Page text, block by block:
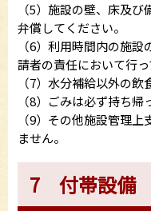
（5）施設の壁、床及
弁償してください。
（6）利用時間内の施
請者の責任において行っ
（7）水分補給以外の飲
（8）ごみは必ず持ち帰
（9）その他施設管理
ません。
7 付帯設備